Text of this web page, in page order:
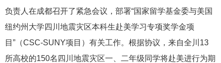
负责人在成都召开了紧急会议，部署“国家留学基金委与美国
纽约州大学四川地震灾区本科生赴美学习专项奖学金项
目”（CSC-SUNY项目）有关工作。根据协议，来自全川13
所高校的150名四川地震灾区一、二年级同学将赴美进行为期